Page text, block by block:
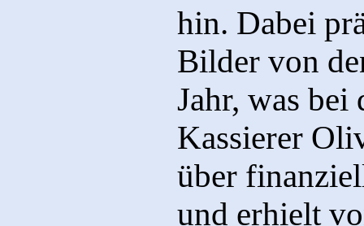
hin. Dabei
Bilder von
Jahr, was bei
Kassierer
über
und erhielt